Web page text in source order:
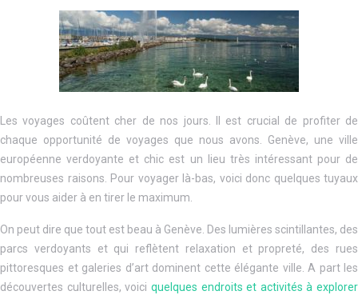
Les voyages coûtent cher de nos jours. Il est crucial de profiter de
chaque opportunité de voyages que nous avons. Genève, une ville
européenne verdoyante et chic est un lieu très intéressant pour de
nombreuses raisons. Pour voyager là-bas, voici donc quelques tuyaux
pour vous aider à en tirer le maximum.
On peut dire que tout est beau à Genève. Des lumières scintillantes, des
parcs verdoyants et qui reflètent relaxation et propreté, des rues
pittoresques et galeries d’art dominent cette élégante ville. A part les
découvertes culturelles, voici quelques endroits et activités à explorer